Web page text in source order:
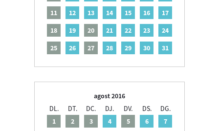
11
12 13 14 15 16
17
18
19 20 21 22 23
24
25
26 27 28 29 30 31
agost 2016
DL.
DT. DC. DJ. DV. DS.
DG.
1
2 3 4 5 6
7